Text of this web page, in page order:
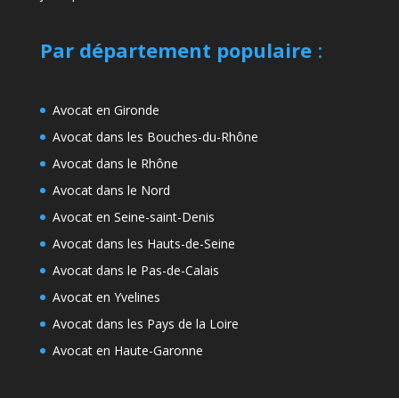
Par département populaire:
Avocat en Gironde
Avocat dans les Bouches-du-Rhône
Avocat dans le Rhône
Avocat dans le Nord
Avocat en Seine-saint-Denis
Avocat dans les Hauts-de-Seine
Avocat dans le Pas-de-Calais
Avocat en Yvelines
Avocat dans les Pays de la Loire
Avocat en Haute-Garonne